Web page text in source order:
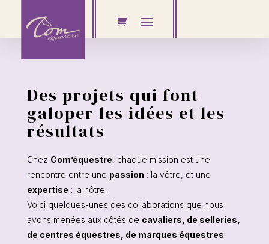
Des projets qui font
galoper les idées et les
résultats
Chez Com’équestre, chaque mission est une
rencontre entre une passion : la vôtre, et une
expertise : la nôtre.
Voici quelques-unes des collaborations que nous
avons menées aux côtés de cavaliers, de selleries,
de centres équestres, de marques équestres